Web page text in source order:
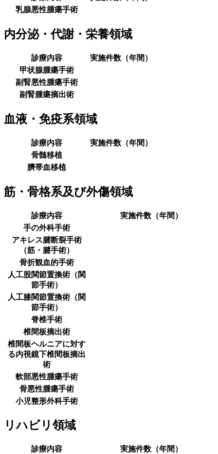
乳腺悪性腫瘍手術
内分泌・代謝・栄養領域
診療内容
実施件数（年間）
甲状腺腫瘍手術
副腎悪性腫瘍手術
副腎腫瘍摘出術
血液・免疫系領域
診療内容
実施件数（年間）
骨髄移植
臍帯血移植
筋・骨格系及び外傷領域
診療内容
実施件数（年間）
手の外科手術
アキレス腱断裂手術
（筋・腱手術）
骨折観血的手術
人工股関節置換術（関
節手術）
人工膝関節置換術（関
節手術）
脊椎手術
椎間板摘出術
椎間板ヘルニアに対す
る内視鏡下椎間板摘出
術
軟部悪性腫瘍手術
骨悪性腫瘍手術
小児整形外科手術
リハビリ領域
診療内容
実施件数（年間）